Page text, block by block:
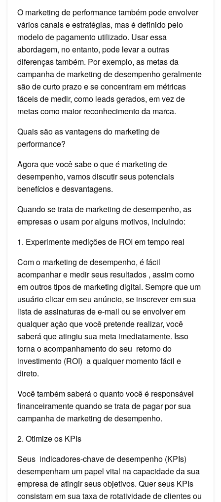
O marketing de performance também pode envolver
vários canais e estratégias, mas é definido pelo
modelo de pagamento utilizado. Usar essa
abordagem, no entanto, pode levar a outras
diferenças também. Por exemplo, as metas da
campanha de marketing de desempenho geralmente
são de curto prazo e se concentram em métricas
fáceis de medir, como leads gerados, em vez de
metas como maior reconhecimento da marca.
Quais são as vantagens do marketing de
performance?
Agora que você sabe o que é marketing de
desempenho, vamos discutir seus potenciais
benefícios e desvantagens.
Quando se trata de marketing de desempenho, as
empresas o usam por alguns motivos, incluindo:
1. Experimente medições de ROI em tempo real
Com o marketing de desempenho, é fácil
acompanhar e medir seus resultados , assim como
em outros tipos de marketing digital. Sempre que um
usuário clicar em seu anúncio, se inscrever em sua
lista de assinaturas de e-mail ou se envolver em
qualquer ação que você pretende realizar, você
saberá que atingiu sua meta imediatamente. Isso
torna o acompanhamento do seu retorno do
investimento (ROI) a qualquer momento fácil e
direto.
Você também saberá o quanto você é responsável
financeiramente quando se trata de pagar por sua
campanha de marketing de desempenho.
2. Otimize os KPIs
Seus indicadores-chave de desempenho (KPIs)
desempenham um papel vital na capacidade da sua
empresa de atingir seus objetivos. Quer seus KPIs
consistam em sua taxa de rotatividade de clientes ou